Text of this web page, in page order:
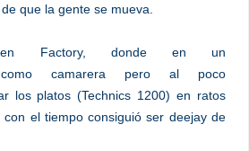
que la gente se mueva.
en Factory, donde en un
como camarera pero al poco
los platos (Technics 1200) en ratos
el tiempo consiguió ser deejay de